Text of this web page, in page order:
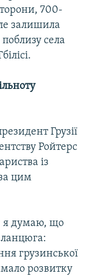
700-
залишила
села
Грузії
Ройтерс
із
цим
я думаю, що
грузинської
розвитку